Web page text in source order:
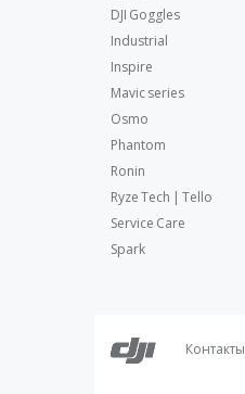
DJI Goggles
Industrial
Inspire
Mavic series
Osmo
Phantom
Ronin
Ryze Tech | Tello
Service Care
Spark
Контакты